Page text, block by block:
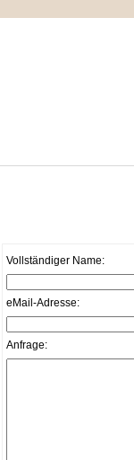
Vollständiger Name:
eMail-Adresse:
Anfrage: